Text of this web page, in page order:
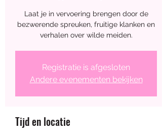
Ambachtelijk
weekend
15 aug 2026, 12:00 – 18:00
Drongenstraat 50, 9160 Lokeren,
Laat je in vervoering brengen door de
bezwerende spreuken, fruitige klanken en
verhalen over wilde meiden.
Registratie is afgesloten
Andere evenementen bekijken
Tijd en locatie